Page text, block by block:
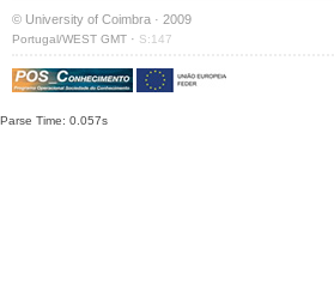
© University of Coimbra · 2009
Portugal/WEST GMT · S:147
Parse Time: 0.057s